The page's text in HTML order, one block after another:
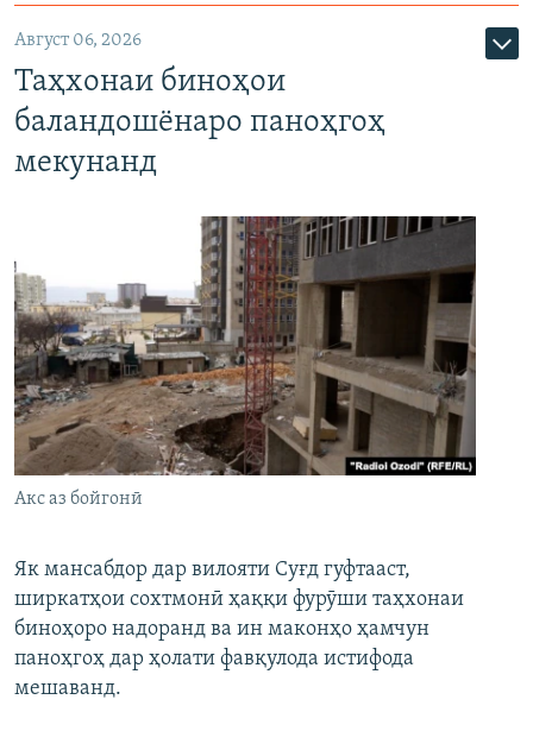
Август 06, 2026
Таҳхонаи биноҳои
баландошёнаро паноҳгоҳ
мекунанд
Акс аз бойгонӣ
Як мансабдор дар вилояти Суғд гуфтааст,
ширкатҳои сохтмонӣ ҳаққи фурӯши таҳхонаи
биноҳоро надоранд ва ин маконҳо ҳамчун
паноҳгоҳ дар ҳолати фавқулода истифода
мешаванд.